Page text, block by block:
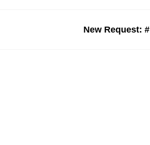
New Request: #